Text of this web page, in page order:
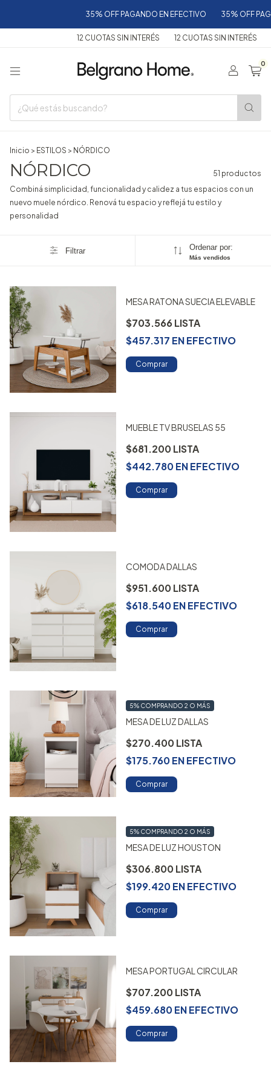
35% OFF PAGANDO EN EFECTIVO 35% OFF PAGANDO EN
12 CUOTAS SIN INTERÉS 12 CUOTAS SIN INTERÉS 12 CUOTAS
0
Inicio > ESTILOS > NÓRDICO
NÓRDICO
51 productos
Combiná simplicidad, funcionalidad y calidez a tus espacios con un
nuevo muele nórdico. Renová tu espacio y reflejá tu estilo y
personalidad
Filtrar Ordenar por:
Más vendidos
MESA RATONA SUECIA ELEVABLE
$703.566
$457.317 ENEFECTIVO
Comprar
MUEBLE TV BRUSELAS 55
$681.200
$442.780ENEFECTIVO
Comprar
COMODA DALLAS
$951.600
$618.540ENEFECTIVO
Comprar
MESA DE LUZ DALLAS
$270.400
5% COMPRANDO 2 O MÁS
$175.760ENEFECTIVO
Comprar
MESA DE LUZ HOUSTON
$306.800
5% COMPRANDO 2 O MÁS
$199.420ENEFECTIVO
Comprar
MESA PORTUGAL CIRCULAR
$707.200
$459.680ENEFECTIVO
Comprar